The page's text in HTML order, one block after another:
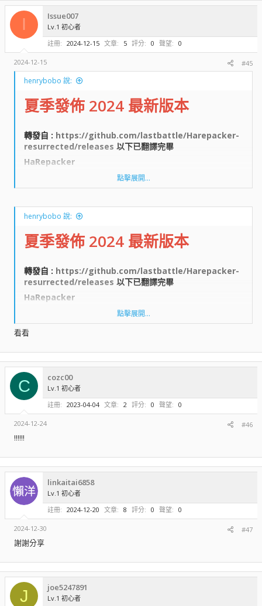
瀏覽附件715
*** 隱藏內容無法引用 ***
I Issue007
Lv.1 初心者
註冊
2024-12-15 文章 5 評分 0 聲望 0
2024-12-15 #45
henrybobo 說:
夏季發佈 2024 最新版本
轉發自 : https://github.com/lastbattle/Harepacker-
resurrected/releases 以下已翻譯完畢​
HaRepacker​
HaCreator​
WzLib/ MapleLib​
單元測試​
運行該軟件至少需要 Microsoft .NET framework 4.8。它應該已經預裝
https://dotnet.microsoft.com/download/visual-studio-sdks?
瀏覽附件715
*** 隱藏內容無法引用 ***
點擊展開...
henrybobo 說:
夏季發佈 2024 最新版本
轉發自 : https://github.com/lastbattle/Harepacker-
resurrected/releases 以下已翻譯完畢​
HaRepacker​
HaCreator​
WzLib/ MapleLib​
單元測試​
運行該軟件至少需要 Microsoft .NET framework 4.8。它應該已經預裝
在 Windows 10 上，否則可以在這裡下載：
瀏覽附件715
*** 隱藏內容無法引用 ***
點擊展開...
看看
C cozc00
Lv.1 初心者
註冊
2023-04-04 文章 2 評分 0 聲望 0
2024-12-24 #46
!!!!!!
linkaitai6858
Lv.1 初心者
註冊
2024-12-20 文章 8 評分 0 聲望 0
2024-12-30 #47
謝謝分享
J joe5247891
Lv.1 初心者